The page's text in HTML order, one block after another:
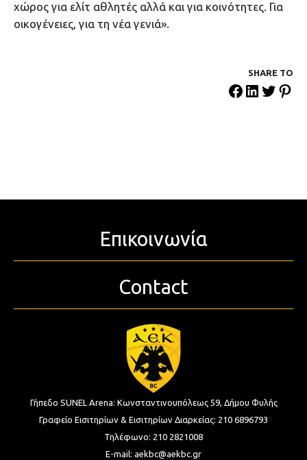
χώρος για ελίτ αθλητές αλλά και για κοινότητες. Για
οικογένειες, για τη νέα γενιά».
SHARE ΤΟ
Επικοινωνία
Contact
Γήπεδο SUNEL Arena: Κωνσταντινουπόλεως 59, Δήμου Φυλής
Γραφείο Εισιτηρίων & Εισιτηρίων Διαρκείας: 210 6896793
Τηλέφωνο: 210 2821008
E-mail: aekbc@aekbc.gr